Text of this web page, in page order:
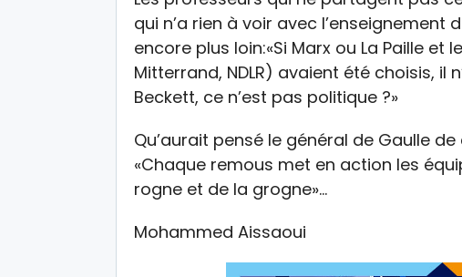
qui n’a rien à voir avec l’enseignement
encore plus loin:«Si Marx ou La Paille et
Mitterrand, NDLR) avaient été choisis, il
Beckett, ce n’est pas politique ?»
Qu’aurait pensé le général de Gaulle
«Chaque remous met en action les
rogne et de la grogne»…
Mohammed Aissaoui